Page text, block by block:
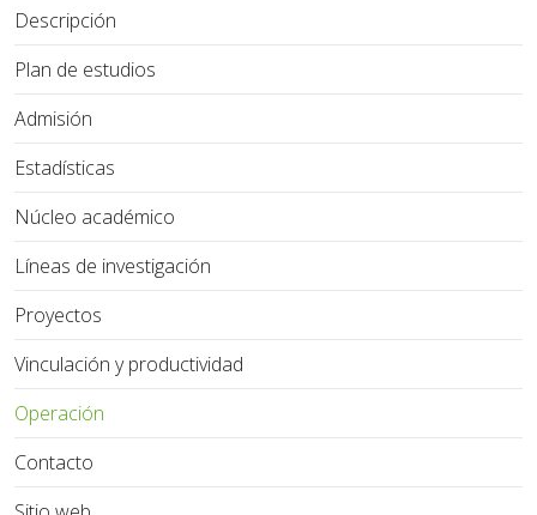
Descripción
Plan de estudios
Admisión
Estadísticas
Núcleo académico
Líneas de investigación
Proyectos
Vinculación y productividad
Operación
Contacto